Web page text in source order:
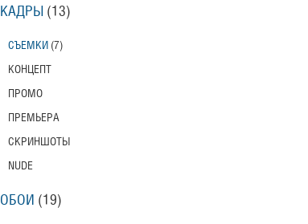
КАДРЫ (13)
СЪЕМКИ (7)
КОНЦЕПТ
ПРОМО
ПРЕМЬЕРА
СКРИНШОТЫ
NUDE
ОБОИ (19)